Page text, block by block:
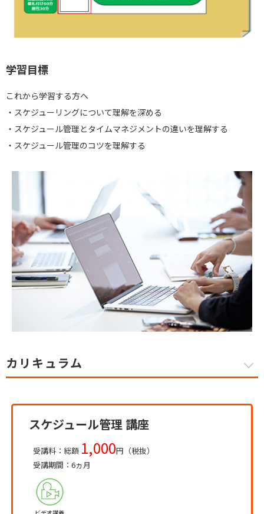
学習目標
これから学習する方へ
・スケジューリングについて理解を深める
・スケジュール管理とタイムマネジメントの違いを理解する
・スケジュール管理のコツを理解する
カリキュラム
スケジュール管理 講座
受講料：総額 1,000円（税抜）
受講期間：6ヵ月